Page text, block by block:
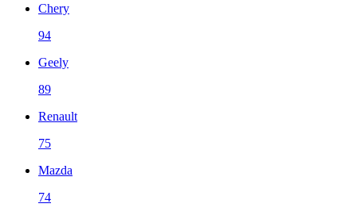
Chery
94
Geely
89
Renault
75
Mazda
74